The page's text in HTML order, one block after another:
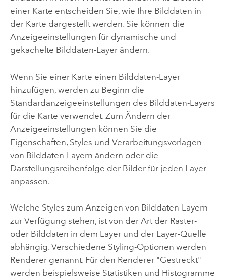
einer Karte entscheiden Sie, wie Ihre Bilddaten in
der Karte dargestellt werden. Sie können die
Anzeigeeinstellungen für dynamische und
gekachelte Bilddaten-Layer ändern.
Wenn Sie einer Karte einen Bilddaten-Layer
hinzufügen, werden zu Beginn die
Standardanzeigeeinstellungen des Bilddaten-Layers
für die Karte verwendet. Zum Ändern der
Anzeigeeinstellungen können Sie die
Eigenschaften, Styles und Verarbeitungsvorlagen
von Bilddaten-Layern ändern oder die
Darstellungsreihenfolge der Bilder für jeden Layer
anpassen.
Welche Styles zum Anzeigen von Bilddaten-Layern
zur Verfügung stehen, ist von der Art der Raster-
oder Bilddaten in dem Layer und der Layer-Quelle
abhängig. Verschiedene Styling-Optionen werden
Renderer genannt. Für den Renderer "Gestreckt"
werden beispielsweise Statistiken und Histogramme